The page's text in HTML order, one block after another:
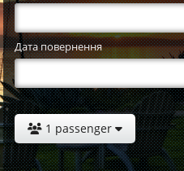
Дата повернення
1 passenger